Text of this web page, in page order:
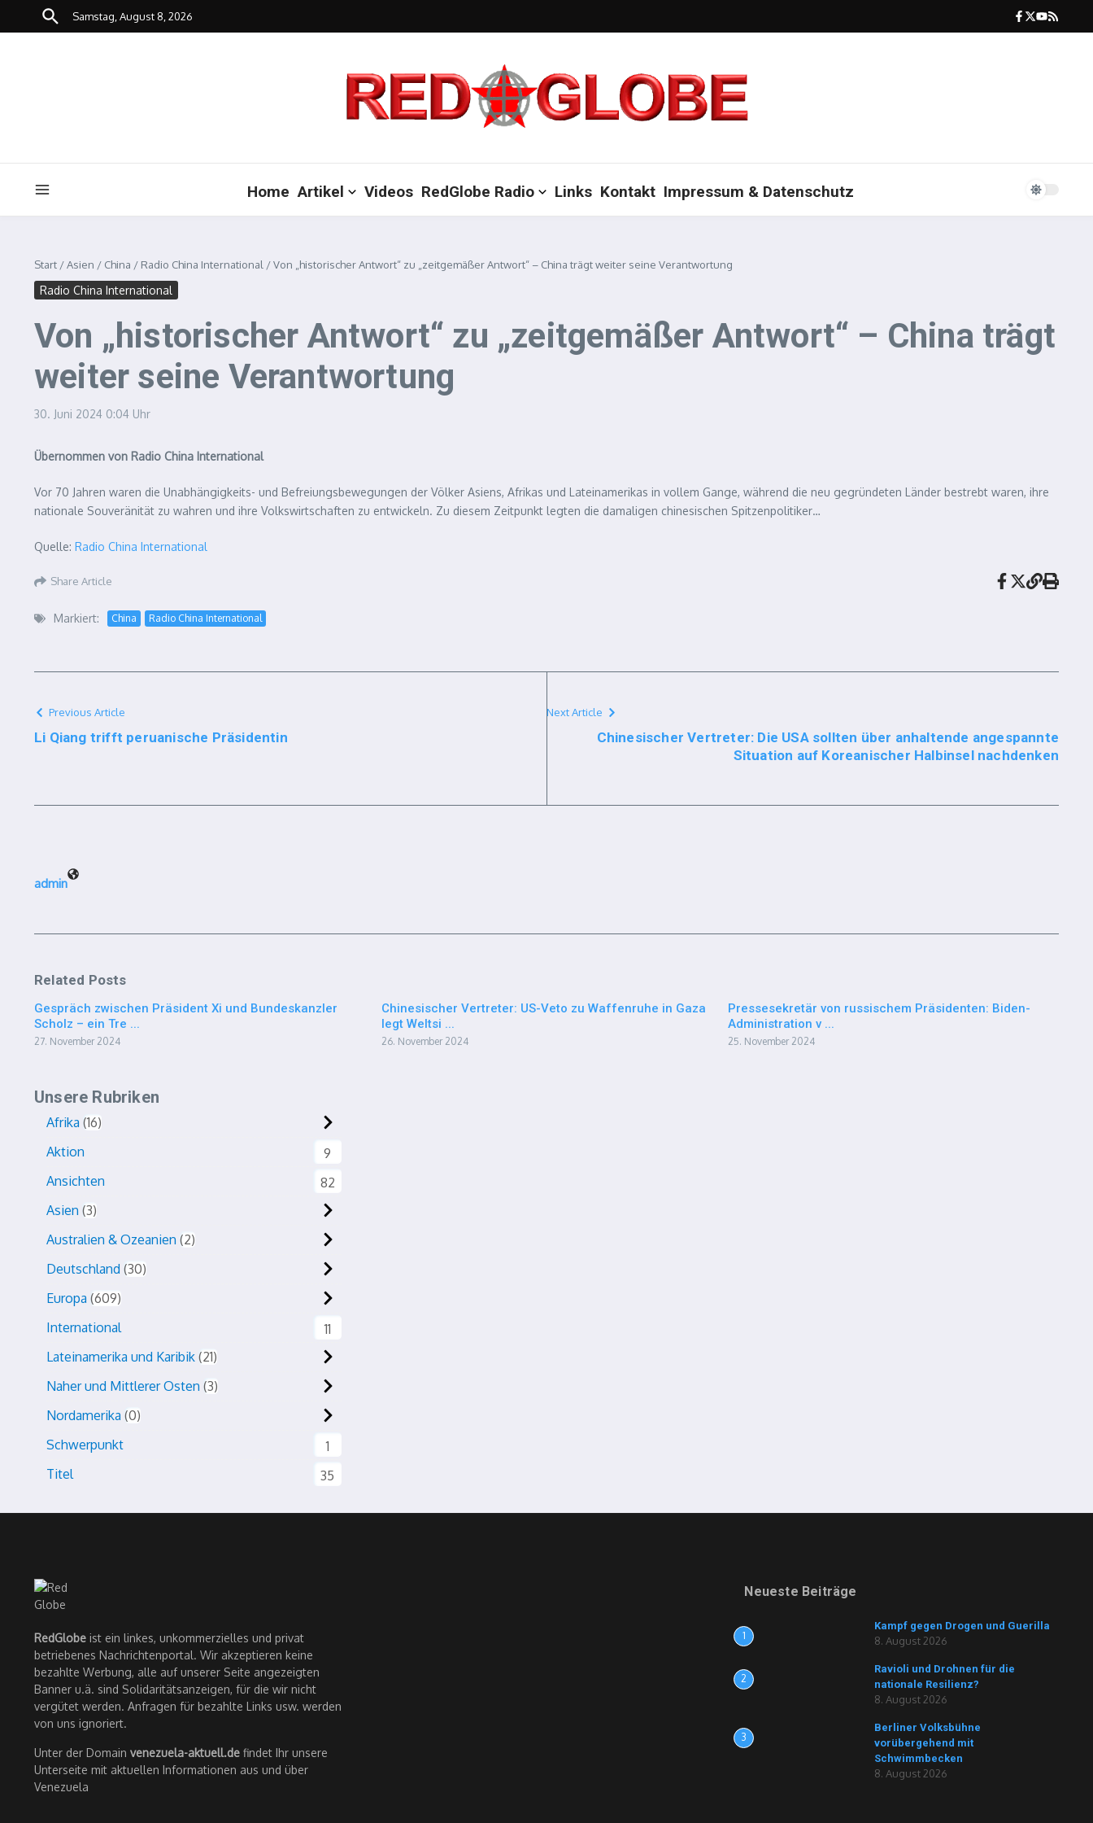
Zum Inhalt springen
Samstag, August 8, 2026
Home Artikel Videos RedGlobe Radio Links Kontakt Impressum & Datenschutz
Start /Asien / China / Radio China International /Von „historischer Antwort“ zu „zeitgemäßer Antwort“ – China trägt weiter seine Verantwortung
Radio China International
Von „historischer Antwort“ zu „zeitgemäßer Antwort“ – China trägt
weiter seine Verantwortung
30. Juni 2024 0:04 Uhr
Übernommen von Radio China International
Vor 70 Jahren waren die Unabhängigkeits- und Befreiungsbewegungen der Völker Asiens, Afrikas und Lateinamerikas in vollem Gange, während die neu gegründeten Länder bestrebt waren, ihre
nationale Souveränität zu wahren und ihre Volkswirtschaften zu entwickeln. Zu diesem Zeitpunkt legten die damaligen chinesischen Spitzenpolitiker…
Quelle: Radio China International
Share Article
Markiert: China Radio China International
Previous Article
Li Qiang trifft peruanische Präsidentin
Next Article
Chinesischer Vertreter: Die USA sollten über anhaltende angespannte
Situation auf Koreanischer Halbinsel nachdenken
admin
Related Posts
Gespräch zwischen Präsident Xi und Bundeskanzler
Scholz – ein Tre ...
27. November 2024
Chinesischer Vertreter: US-Veto zu Waffenruhe in Gaza
legt Weltsi ...
26. November 2024
Pressesekretär von russischem Präsidenten: Biden-
Administration v ...
25. November 2024
Unsere Rubriken
Afrika 16
Aktion
9
Ansichten
82
Asien 3
Australien & Ozeanien 2
Deutschland 30
Europa 609
International
11
Lateinamerika und Karibik 21
Naher und Mittlerer Osten 3
Nordamerika 0
Schwerpunkt
1
Titel
35
RedGlobe ist ein linkes, unkommerzielles und privat
betriebenes Nachrichtenportal. Wir akzeptieren keine
bezahlte Werbung, alle auf unserer Seite angezeigten
Banner u.ä. sind Solidaritätsanzeigen, für die wir nicht
vergütet werden. Anfragen für bezahlte Links usw. werden
von uns ignoriert.
Unter der Domain venezuela-aktuell.de findet Ihr unsere
Unterseite mit aktuellen Informationen aus und über
Venezuela
Neueste Beiträge
1
Kampf gegen Drogen und Guerilla
8. August 2026
2
Ravioli und Drohnen für die
nationale Resilienz?
8. August 2026
3
Berliner Volksbühne
vorübergehend mit
Schwimmbecken
8. August 2026